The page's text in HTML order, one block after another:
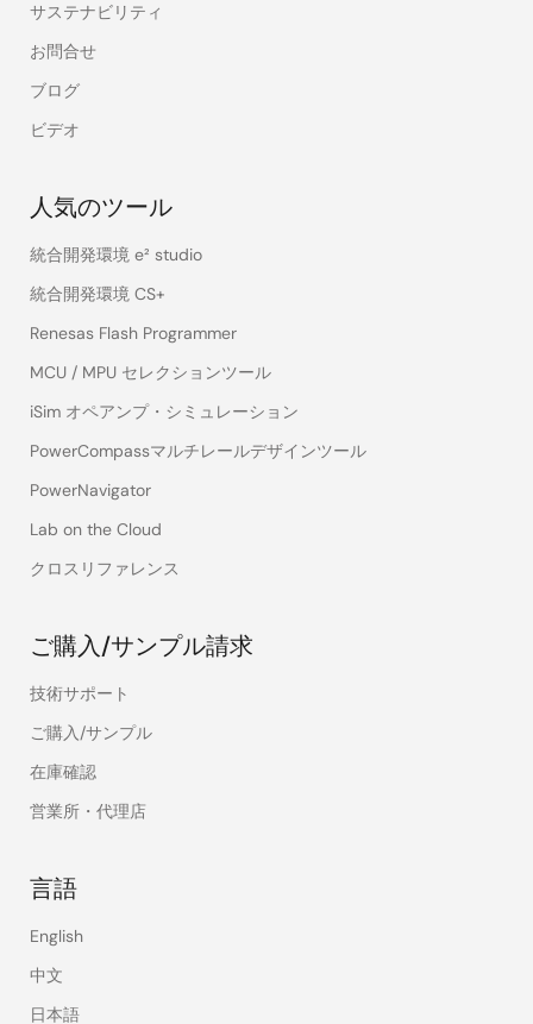
サステナビリティ
お問合せ
ブログ
ビデオ
人気のツール
統合開発環境 e² studio
統合開発環境 CS+
Renesas Flash Programmer
MCU / MPU セレクションツール
iSim オペアンプ・シミュレーション
PowerCompassマルチレールデザインツール
PowerNavigator
Lab on the Cloud
クロスリファレンス
ご購入/サンプル請求
技術サポート
ご購入/サンプル
在庫確認
営業所・代理店
言語
English
中文
日本語